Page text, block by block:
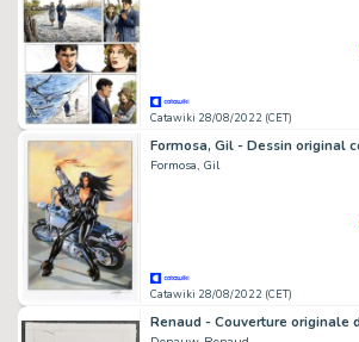
Catawiki 28/08/2022 (CET)
Formosa, Gil
Catawiki 28/08/2022 (CET)